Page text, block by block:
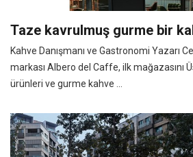
Taze kavrulmuş gurme bir
Kahve Danışmanı ve Gastronomi Yazarı
markası Albero del Caffe, ilk mağazasını
ürünleri ve gurme kahve ...